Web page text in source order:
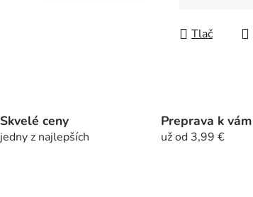
Tlač
Skvelé ceny
jedny z najlepších
Preprava k vám
už od 3,99 €